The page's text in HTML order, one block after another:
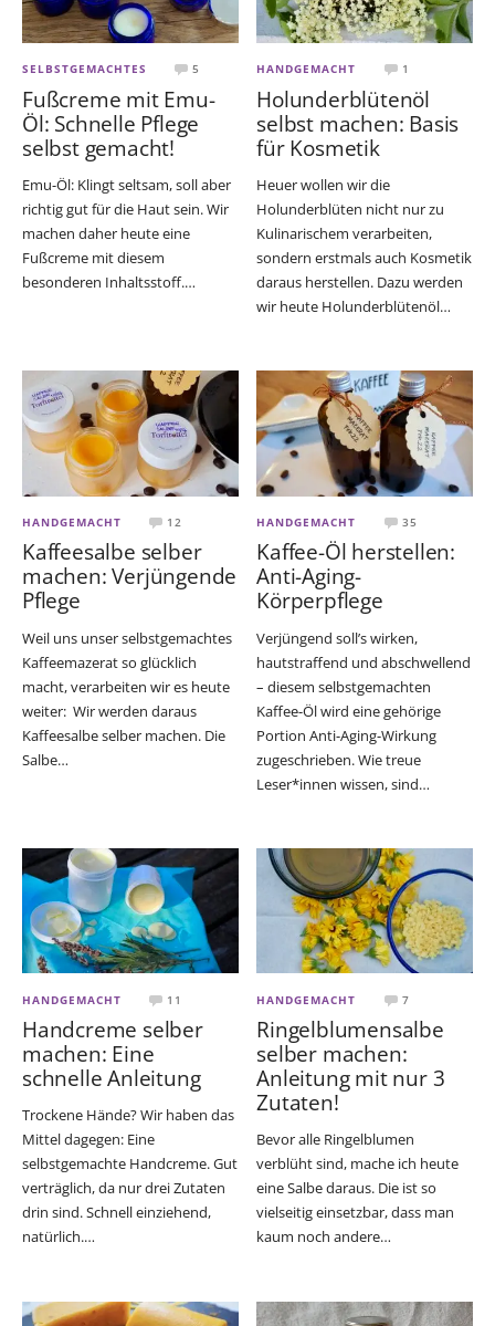
SELBSTGEMACHTES 5
Fußcreme mit Emu-
Öl: Schnelle Pflege
selbst gemacht!
Emu-Öl: Klingt seltsam, soll aber
richtig gut für die Haut sein. Wir
machen daher heute eine
Fußcreme mit diesem
besonderen Inhaltsstoff.…
HANDGEMACHT 1
Holunderblütenöl
selbst machen: Basis
für Kosmetik
Heuer wollen wir die
Holunderblüten nicht nur zu
Kulinarischem verarbeiten,
sondern erstmals auch Kosmetik
daraus herstellen. Dazu werden
wir heute Holunderblütenöl…
HANDGEMACHT 12
Kaffeesalbe selber
machen: Verjüngende
Pflege
Weil uns unser selbstgemachtes
Kaffeemazerat so glücklich
macht, verarbeiten wir es heute
weiter: Wir werden daraus
Kaffeesalbe selber machen. Die
Salbe…
HANDGEMACHT 35
Kaffee-Öl herstellen:
Anti-Aging-
Körperpflege
Verjüngend soll’s wirken,
hautstraffend und abschwellend
– diesem selbstgemachten
Kaffee-Öl wird eine gehörige
Portion Anti-Aging-Wirkung
zugeschrieben. Wie treue
Leser*innen wissen, sind…
HANDGEMACHT 11
Handcreme selber
machen: Eine
schnelle Anleitung
Trockene Hände? Wir haben das
Mittel dagegen: Eine
selbstgemachte Handcreme. Gut
verträglich, da nur drei Zutaten
drin sind. Schnell einziehend,
natürlich.…
HANDGEMACHT 7
Ringelblumensalbe
selber machen:
Anleitung mit nur 3
Zutaten!
Bevor alle Ringelblumen
verblüht sind, mache ich heute
eine Salbe daraus. Die ist so
vielseitig einsetzbar, dass man
kaum noch andere…